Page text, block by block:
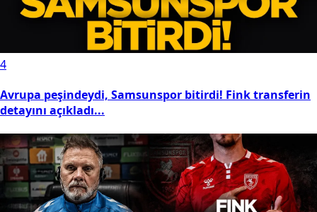
4
Avrupa peşindeydi, Samsunspor bitirdi! Fink transferin
detayını açıkladı...